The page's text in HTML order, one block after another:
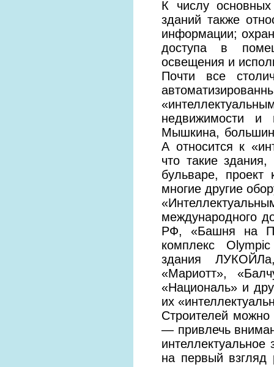
К числу основных
зданий также
информации;
доступа в
освещения и
Почти все
недвижимости и
Мышкина,
А относится к
что такие
бульваре,
многие другие
международного
РФ, «Башня на
комплекс
здания
«Мариотт»,
«Националь» и
их
Строителей
— привлечь
на первый взгляд